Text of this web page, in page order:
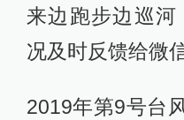
来边跑步边巡
况及时反馈给微
2019年第9号台